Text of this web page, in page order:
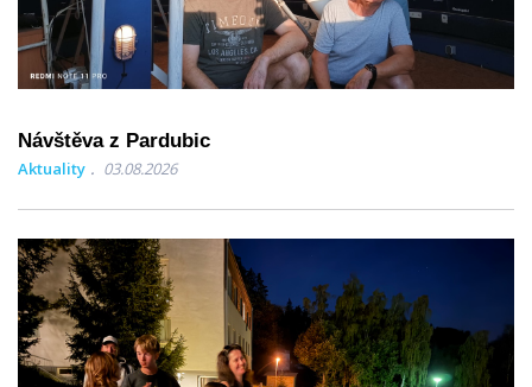
Návštěva z Pardubic
Aktuality 03.08.2026